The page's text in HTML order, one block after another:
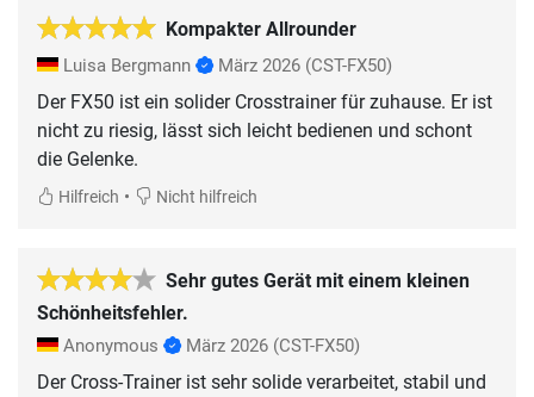
Kompakter Allrounder
Luisa Bergmann März 2026 (CST-FX50)
Der FX50 ist ein solider Crosstrainer für zuhause. Er ist
nicht zu riesig, lässt sich leicht bedienen und schont
die Gelenke.
Hilfreich • Nicht hilfreich
Sehr gutes Gerät mit einem kleinen
Schönheitsfehler.
Anonymous März 2026 (CST-FX50)
Der Cross-Trainer ist sehr solide verarbeitet, stabil und